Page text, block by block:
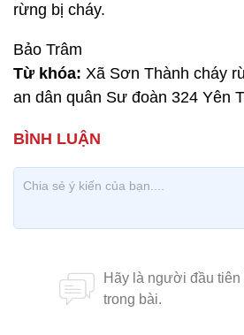
rừng bị cháy.
Bảo Trâm
Từ khóa: Xã Sơn Thành cháy
an dân quân Sư đoàn 324 Yên